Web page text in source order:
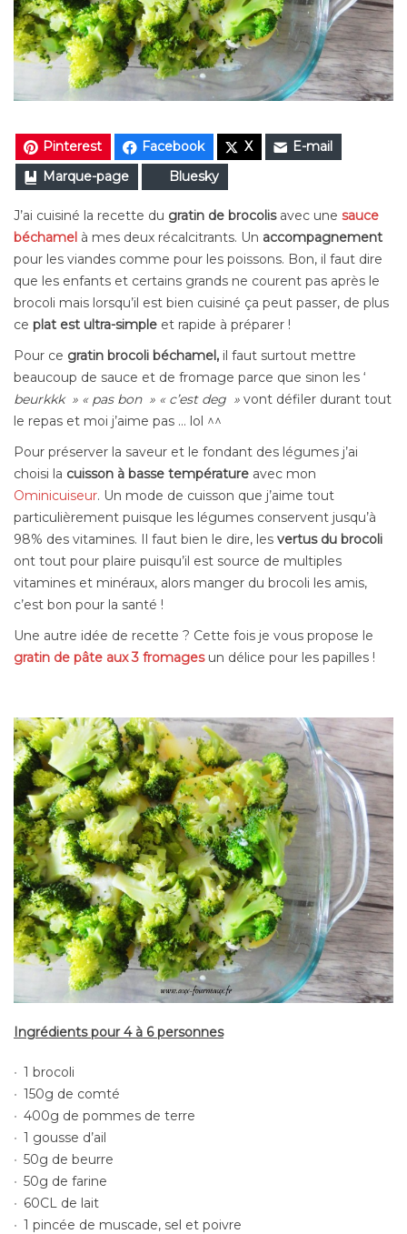
Pinterest Facebook X
E-mail
Marque-page
Bluesky
J’ai cuisiné la recette du gratin de brocolisavec une sauce
béchamel à mes deux récalcitrants. Un accompagnement
pour les viandes comme pour les poissons. Bon, il faut dire
que les enfants et certains grands ne courent pas après le
brocoli mais lorsqu’il est bien cuisiné ça peut passer, de plus
ce plat est ultra-simple et rapide à préparer !
Pour ce gratin brocoli béchamel, il faut surtout mettre
beaucoup de sauce et de fromage parce que sinon les ‘
beurkkk » « pas bon » « c’est deg » vont défiler durant tout
le repas et moi j’aime pas … lol ^^
Pour préserver la saveur et le fondant des légumes j’ai
choisi la cuisson à basse température avec mon
Ominicuiseur. Un mode de cuisson que j’aime tout
particulièrement puisque les légumes conservent jusqu’à
98% des vitamines. Il faut bien le dire, les vertus du brocoli
ont tout pour plaire puisqu’il est source de multiples
vitamines et minéraux, alors manger du brocoli les amis,
c’est bon pour la santé !
Une autre idée de recette ? Cette fois je vous propose le
gratin de pâte aux 3 fromagesun délice pour les papilles !
Ingrédients pour 4 à 6 personnes
1 brocoli
150g de comté
400g de pommes de terre
1 gousse d’ail
50g de beurre
50g de farine
60CL de lait
1 pincée de muscade, sel et poivre